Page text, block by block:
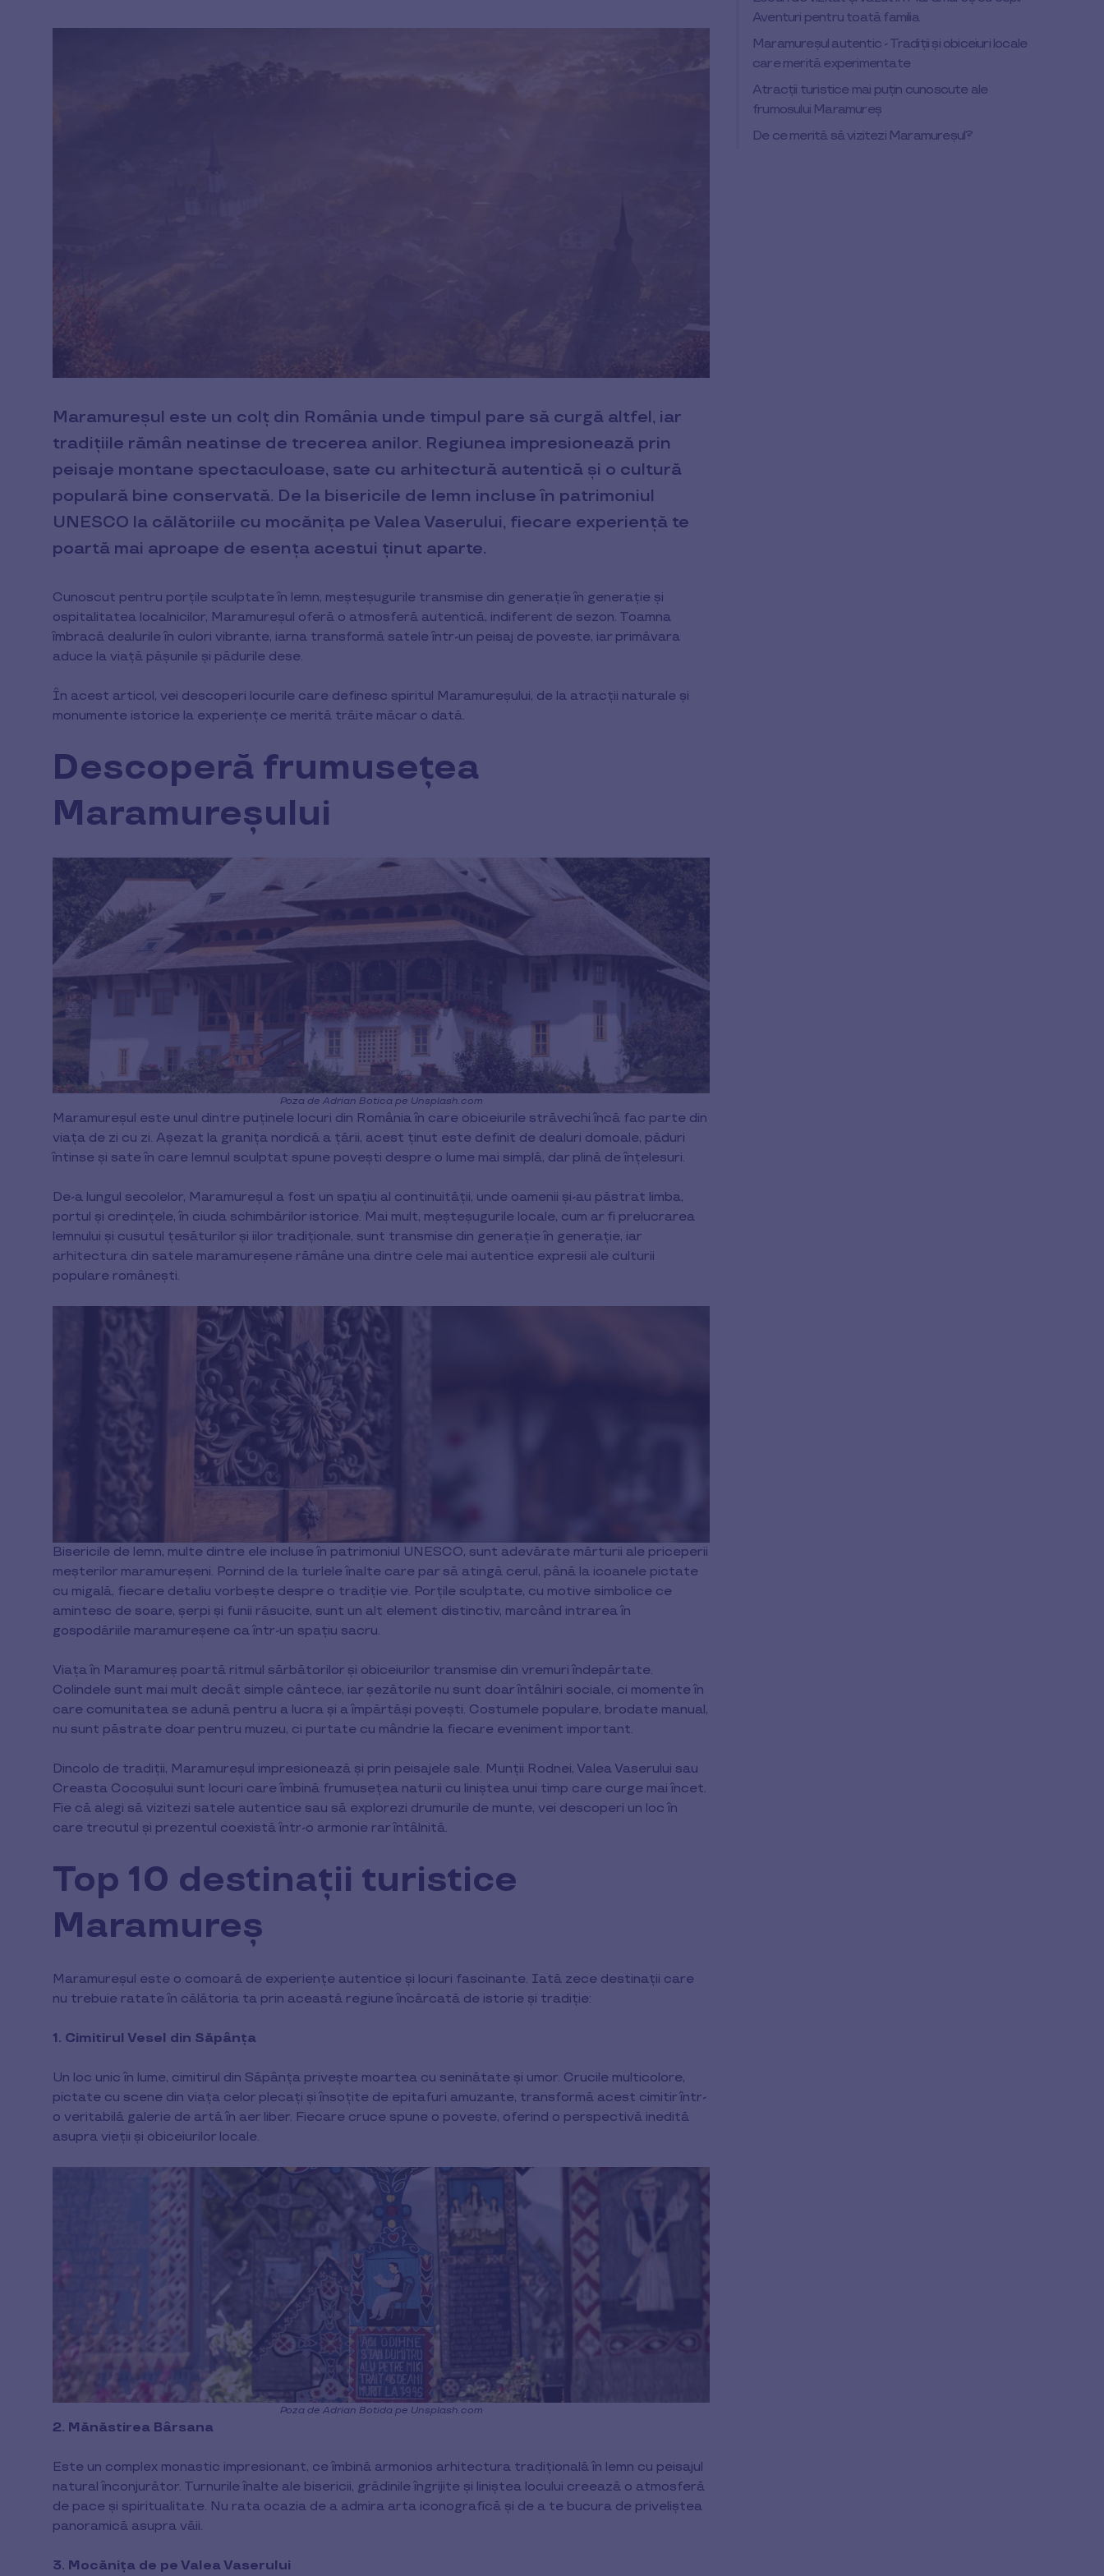
Maramureșul este un colț din România unde timpul pare să curgă altfel, iar
tradițiile rămân neatinse de trecerea anilor. Regiunea impresionează prin
peisaje montane spectaculoase, sate cu arhitectură autentică și o cultură
populară bine conservată. De la bisericile de lemn incluse în patrimoniul
UNESCO la călătoriile cu mocănița pe Valea Vaserului, fiecare experiență te
poartă mai aproape de esența acestui ținut aparte.
Cunoscut pentru porțile sculptate în lemn, meșteșugurile transmise din generație în generație și
ospitalitatea localnicilor, Maramureșul oferă o atmosferă autentică, indiferent de sezon. Toamna
îmbracă dealurile în culori vibrante, iarna transformă satele într-un peisaj de poveste, iar primăvara
aduce la viață pășunile și pădurile dese.
În acest articol, vei descoperi locurile care definesc spiritul Maramureșului, de la atracții naturale și
monumente istorice la experiențe ce merită trăite măcar o dată.
Descoperă frumusețea
Maramureșului
Poza de Adrian Botica pe Unsplash.com
Maramureșul este unul dintre puținele locuri din România în care obiceiurile străvechi încă fac parte din
viața de zi cu zi. Așezat la granița nordică a țării, acest ținut este definit de dealuri domoale, păduri
întinse și sate în care lemnul sculptat spune povești despre o lume mai simplă, dar plină de înțelesuri.
De-a lungul secolelor, Maramureșul a fost un spațiu al continuității, unde oamenii și-au păstrat limba,
portul și credințele, în ciuda schimbărilor istorice. Mai mult, meșteșugurile locale, cum ar fi prelucrarea
lemnului și cusutul țesăturilor și iilor tradiționale, sunt transmise din generație în generație, iar
arhitectura din satele maramureșene rămâne una dintre cele mai autentice expresii ale culturii
populare românești.
Bisericile de lemn, multe dintre ele incluse în patrimoniul UNESCO, sunt adevărate mărturii ale priceperii
meșterilor maramureșeni. Pornind de la turlele înalte care par să atingă cerul, până la icoanele pictate
cu migală, fiecare detaliu vorbește despre o tradiție vie. Porțile sculptate, cu motive simbolice ce
amintesc de soare, șerpi și funii răsucite, sunt un alt element distinctiv, marcând intrarea în
gospodăriile maramureșene ca într-un spațiu sacru.
Viața în Maramureș poartă ritmul sărbătorilor și obiceiurilor transmise din vremuri îndepărtate.
Colindele sunt mai mult decât simple cântece, iar șezătorile nu sunt doar întâlniri sociale, ci momente în
care comunitatea se adună pentru a lucra și a împărtăși povești. Costumele populare, brodate manual,
nu sunt păstrate doar pentru muzeu, ci purtate cu mândrie la fiecare eveniment important.
Dincolo de tradiții, Maramureșul impresionează și prin peisajele sale. Munții Rodnei, Valea Vaserului sau
Creasta Cocoșului sunt locuri care îmbină frumusețea naturii cu liniștea unui timp care curge mai încet.
Fie că alegi să vizitezi satele autentice sau să explorezi drumurile de munte, vei descoperi un loc în
care trecutul și prezentul coexistă într-o armonie rar întâlnită.
Top 10 destinații turistice
Maramureș
Maramureșul este o comoară de experiențe autentice și locuri fascinante. Iată zece destinații care
nu trebuie ratate în călătoria ta prin această regiune încărcată de istorie și tradiție:
1. Cimitirul Vesel din Săpânța
Un loc unic în lume, cimitirul din Săpânța privește moartea cu seninătate și umor. Crucile multicolore,
pictate cu scene din viața celor plecați și însoțite de epitafuri amuzante, transformă acest cimitir într-
o veritabilă galerie de artă în aer liber. Fiecare cruce spune o poveste, oferind o perspectivă inedită
asupra vieții și obiceiurilor locale.
Poza de Adrian Botida pe Unsplash.com
2. Mănăstirea Bârsana
Este un complex monastic impresionant, ce îmbină armonios arhitectura tradițională în lemn cu peisajul
natural înconjurător. Turnurile înalte ale bisericii, grădinile îngrijite și liniștea locului creează o atmosferă
de pace și spiritualitate. Nu rata ocazia de a admira arta iconografică și de a te bucura de priveliștea
panoramică asupra văii.
3. Mocănița de pe Valea Vaserului
Aventuri pentru toată familia
Maramureșul autentic - Tradiții și obiceiuri locale
care merită experimentate
Atracții turistice mai puțin cunoscute ale
frumosului Maramureș
De ce merită să vizitezi Maramureșul?